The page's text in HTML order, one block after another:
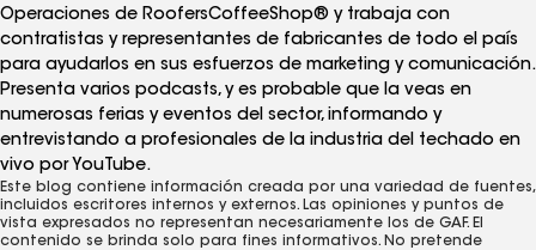
Operaciones de RoofersCoffeeShop® y trabaja con
contratistas y representantes de fabricantes de todo el país
para ayudarlos en sus esfuerzos de marketing y comunicación.
Presenta varios podcasts, y es probable que la veas en
numerosas ferias y eventos del sector, informando y
entrevistando a profesionales de la industria del techado en
vivo por YouTube.
Este blog contiene información creada por una variedad de fuentes,
incluidos escritores internos y externos. Las opiniones y puntos de
vista expresados ​​no representan necesariamente los de GAF. El
contenido se brinda solo para fines informativos. No pretende